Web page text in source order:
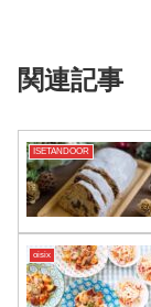
関連記事
ISETANDOOR
oisix